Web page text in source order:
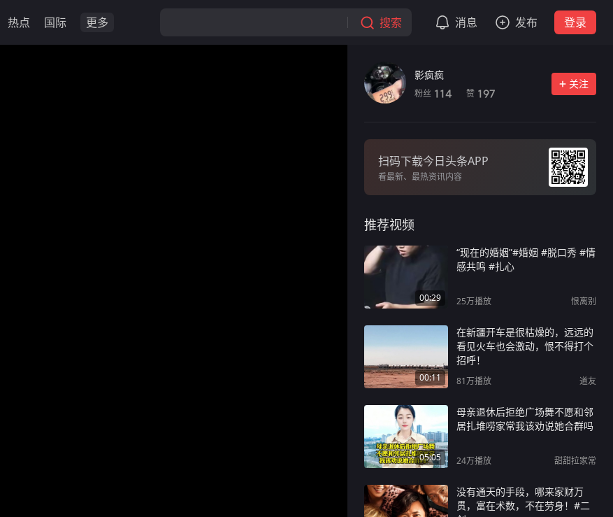
热点 国际 更多 搜索 消息 发布 登录
影疯疯
粉丝 114 赞 197
关注
扫码下载今日头条APP
看最新、最热资讯内容
推荐视频
00:29
“现在的婚姻”#婚姻 #脱口秀 #情
感共鸣 #扎心
25万播放 恨离别
00:11
在新疆开车是很枯燥的，远远的
看见火车也会激动，恨不得打个
招呼！
81万播放 道友
05:05
母亲退休后拒绝广场舞不愿和邻
居扎堆唠家常我该劝说她合群吗
24万播放 甜甜拉家常
没有通天的手段，哪来家财万
贯，富在术数，不在劳身！#二